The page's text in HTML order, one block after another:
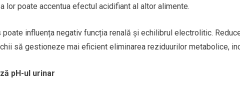
lor poate accentua efectul acidifiant al altor alimente.
poate influența negativ funcția renală și echilibrul electrolitic.
să gestioneze mai eficient eliminarea reziduurilor metabolice,
pH-ul urinar